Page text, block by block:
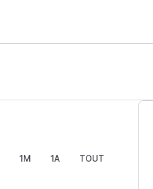
1M 1A TOUT